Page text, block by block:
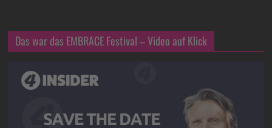
Das war das EMBRACE Festival – Video auf Klick